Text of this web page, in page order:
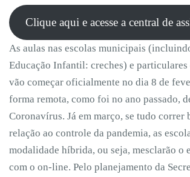
Clique aqui e acesse a central de
As aulas nas escolas municipais
Educação Infantil: creches) e particulares
vão começar oficialmente no dia 8 de
forma remota, como foi no ano passado,
Coronavírus. Já em março, se tudo correr
relação ao controle da pandemia, as
modalidade híbrida, ou seja, mesclarão o
com o on-line. Pelo planejamento da